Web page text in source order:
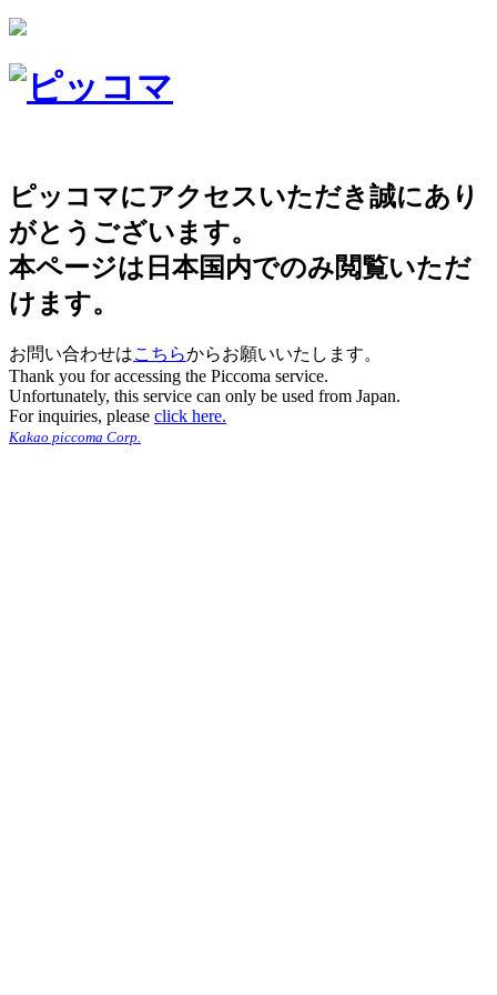
ピッコマにアクセスいただき誠にあり
がとうございます。
本ページは日本国内でのみ閲覧いただ
けます。
お問い合わせはこちらからお願いいたします。
Thank you for accessing the Piccoma service.
Unfortunately, this service can only be used from Japan.
For inquiries, please click here.
Kakao piccoma Corp.